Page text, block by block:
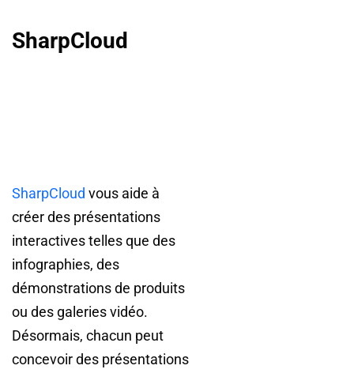
SharpCloud
SharpCloud vous aide à
créer des présentations
interactives telles que des
infographies, des
démonstrations de produits
ou des galeries vidéo.
Désormais, chacun peut
concevoir des présentations